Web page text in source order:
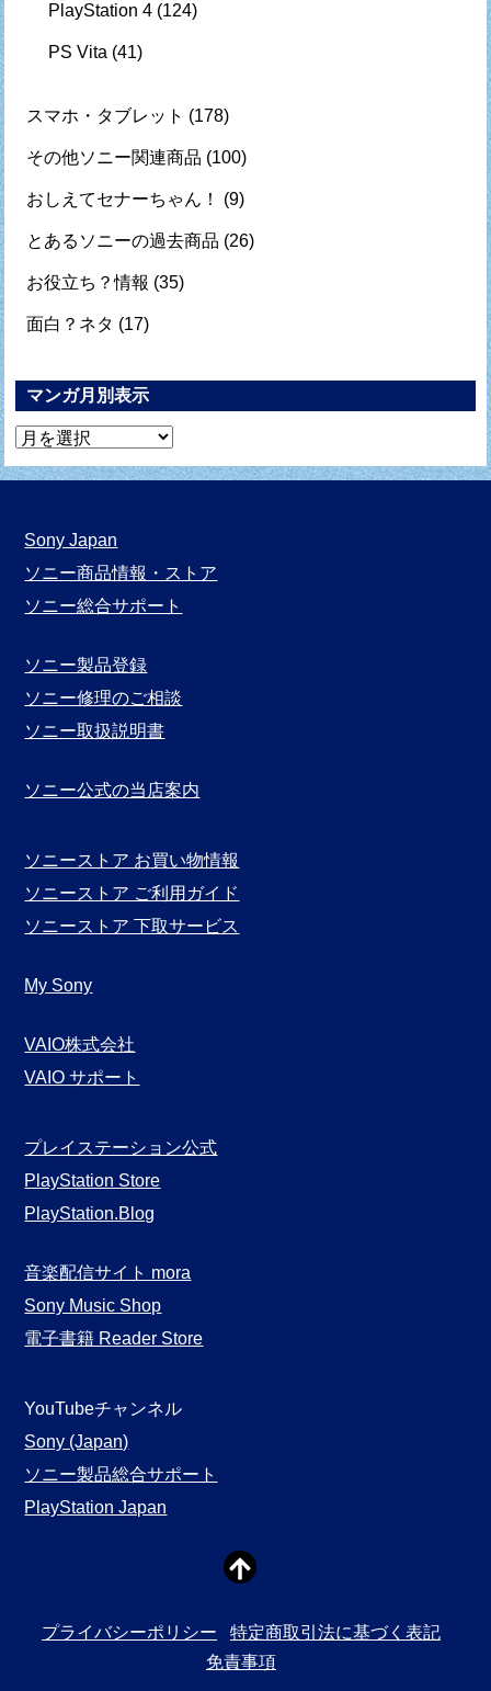
PlayStation 4 (124)
PS Vita (41)
スマホ・タブレット (178)
その他ソニー関連商品 (100)
おしえてセナーちゃん！ (9)
とあるソニーの過去商品 (26)
お役立ち？情報 (35)
面白？ネタ (17)
マンガ月別表示
マ
ン
月
別
表
Sony Japan
ソニー商品情報・ストア
ソニー総合サポート
ソニー製品登録
ソニー修理のご相談
ソニー取扱説明書
ソニー公式の当店案内
ソニーストア お買い物情報
ソニーストア ご利用ガイド
ソニーストア 下取サービス
My Sony
VAIO株式会社
VAIO サポート
プレイステーション公式
PlayStation Store
PlayStation.Blog
音楽配信サイト mora
Sony Music Shop
電子書籍 Reader Store
YouTubeチャンネル
Sony (Japan)
ソニー製品総合サポート
PlayStation Japan
プライバシーポリシー
特定商取引法に基づく表記
免責事項